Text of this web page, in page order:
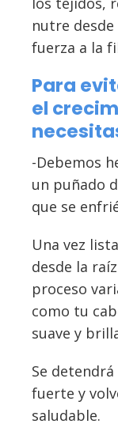
nutre
fuerza a la
Para
el
-Debemos
un puñado
que se
Una vez
desde la
proceso
como tu
suave y
Se
fuerte y
saludable.